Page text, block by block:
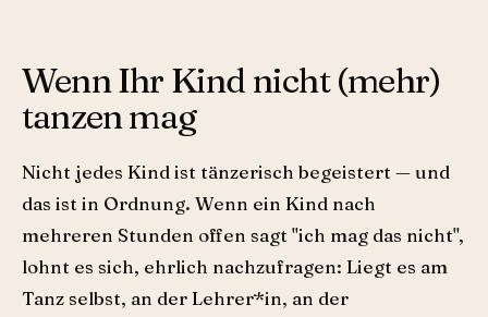
Wenn Ihr Kind nicht (mehr)
tanzen mag
Nicht jedes Kind ist tänzerisch begeistert — und
das ist in Ordnung. Wenn ein Kind nach
mehreren Stunden offen sagt "ich mag das nicht",
lohnt es sich, ehrlich nachzufragen: Liegt es am
Tanz selbst, an der Lehrer*in, an der